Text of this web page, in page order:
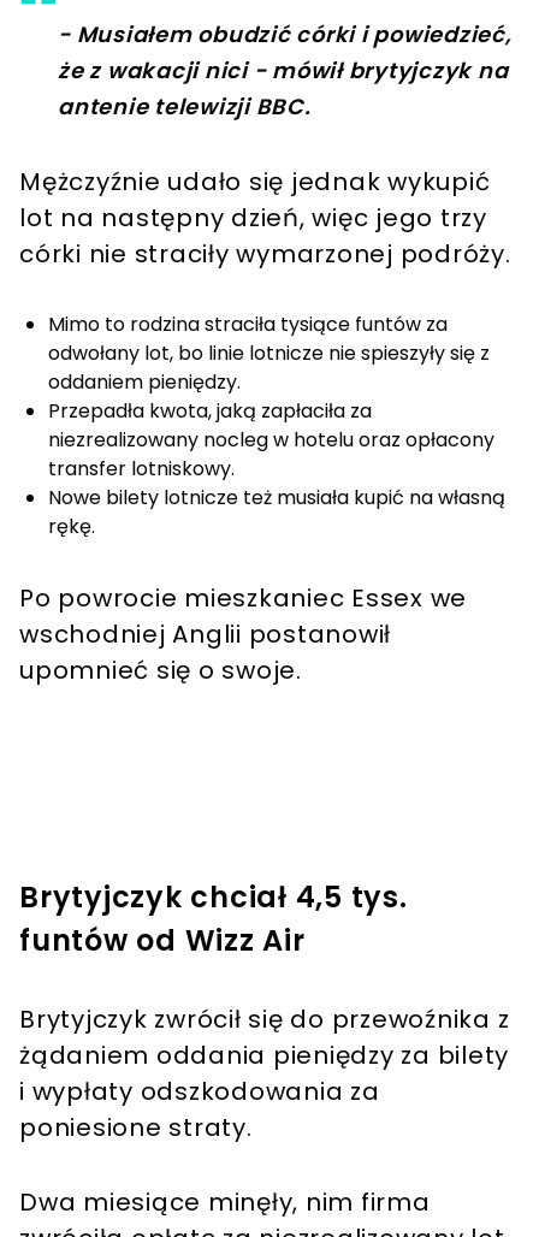
- Musiałem obudzić córki i powiedzieć,
że z wakacji nici - mówił brytyjczyk na
antenie telewizji BBC.
Mężczyźnie udało się jednak wykupić
lot na następny dzień, więc jego trzy
córki nie straciły wymarzonej podróży.
Mimo to rodzina straciła tysiące funtów za
odwołany lot, bo linie lotnicze nie spieszyły się z
oddaniem pieniędzy.
Przepadła kwota, jaką zapłaciła za
niezrealizowany nocleg w hotelu oraz opłacony
transfer lotniskowy.
Nowe bilety lotnicze też musiała kupić na własną
rękę.
Po powrocie mieszkaniec Essex we
wschodniej Anglii postanowił
upomnieć się o swoje.
Brytyjczyk chciał 4,5 tys.
funtów od Wizz Air
Brytyjczyk zwrócił się do przewoźnika z
żądaniem oddania pieniędzy za bilety
i wypłaty odszkodowania za
poniesione straty.
Dwa miesiące minęły, nim firma